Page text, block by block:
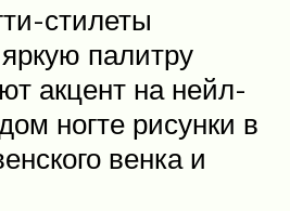
стилеты
палитру
акцент на нейл-
ногте рисунки в
венка и